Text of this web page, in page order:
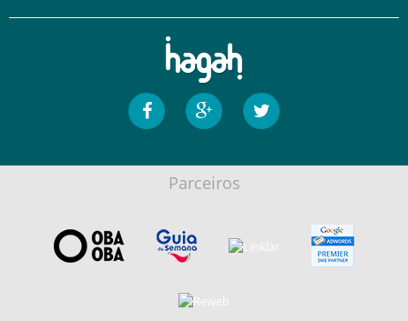
Parceiros